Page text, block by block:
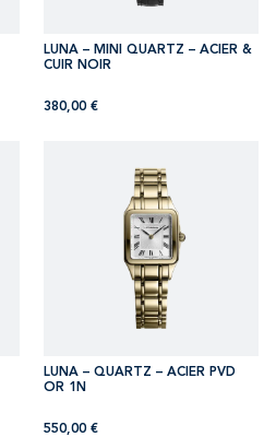
LUNA – MINI QUARTZ – ACIER &
CUIR NOIR
380,00 €
LUNA – QUARTZ – ACIER PVD
OR 1N
550,00 €